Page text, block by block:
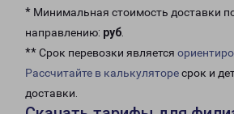
* Минимальная стоимость доставки
направлению: руб.
** Срок перевозки является
Рассчитайте в калькуляторесрок и
доставки.